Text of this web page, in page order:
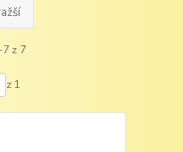
z 7
z 1